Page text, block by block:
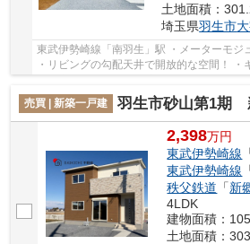
土地面積：
埼玉県羽生市
東武伊勢崎線「南羽生」駅 ・メーターモジュール採の、ゆとりの平屋！
・リビングの勾配天井で開放的な空間！ ・
れな空間です！ 経験豊富なキャリアのあ...
売買 | 新築一戸建
羽生市砂山第1期 新築戸
2,398万円
東武伊勢崎線
東武伊勢崎線
秩父鉄道 「新
4LDK
建物面積：
土地面積：